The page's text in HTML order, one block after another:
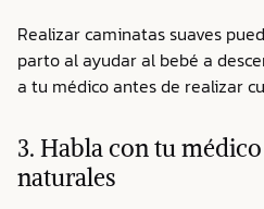
Realizar caminatas suaves
parto al ayudar al bebé a
a tu médico antes de realizar
3. Habla con tu
naturales